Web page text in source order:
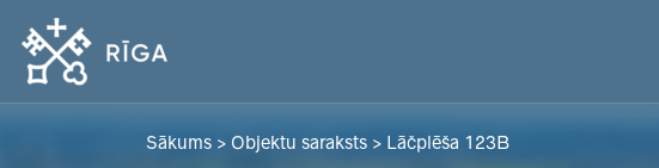
Sākums > Objektu saraksts > Lāčplēša 123B